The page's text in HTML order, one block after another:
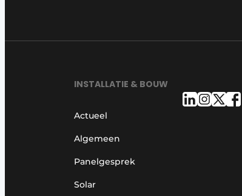
INSTALLATIE & BOUW
Actueel
Algemeen
Panelgesprek
Solar